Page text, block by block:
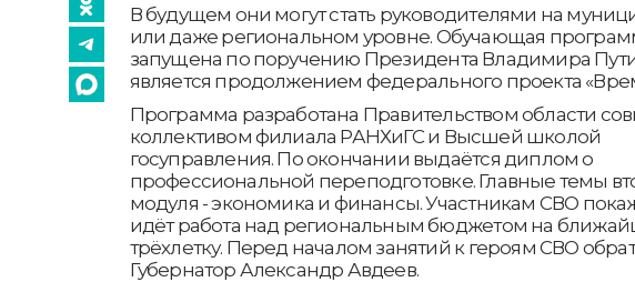
В будущем они могут стать руководителями на
или даже региональном уровне. Обучающая
запущена по поручению Президента Владимира
является продолжением федерального проекта
Программа разработана Правительством области
коллективом филиала РАНХиГС и Высшей школой
госуправления. По окончании выдаётся диплом о
профессиональной переподготовке. Главные темы
модуля - экономика и финансы. Участникам СВО
идёт работа над региональным бюджетом на
трёхлетку. Перед началом занятий к героям СВО
Губернатор Александр Авдеев.